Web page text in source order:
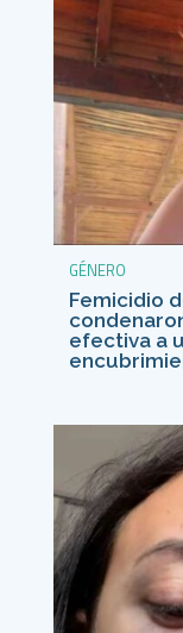
GÉNERO
Femicidio
efectiva a